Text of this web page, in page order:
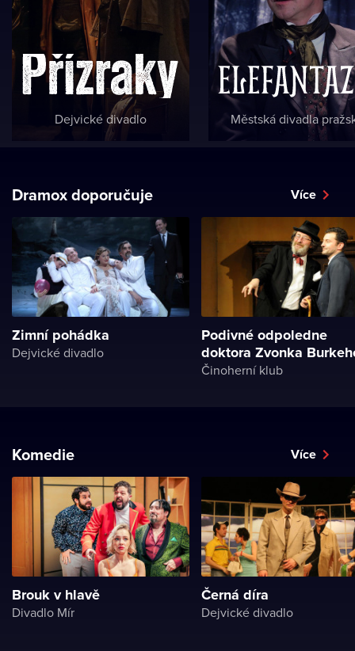
Dejvické divadlo Městská divadla
Dramox doporučuje Více
Zimní pohádka
Dejvické divadlo
Podivné odpoledne
doktora Zvonka
Činoherní klub
Komedie Více
Brouk v hlavě
Divadlo Mír
Černá díra
Dejvické divadlo